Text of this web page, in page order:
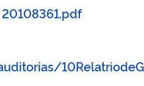
20108361.pdf